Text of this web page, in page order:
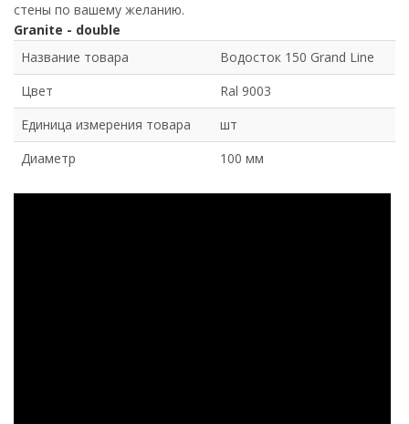
стены по вашему желанию.
Granite - double
Название товара
Водосток 150 Grand Line
Цвет
Ral 9003
Единица измерения товара
шт
Диаметр
100 мм